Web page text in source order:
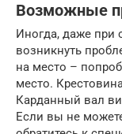
Возможные
Иногда, даже при
возникнуть
на место –
место.
Карданный вал
Если вы не